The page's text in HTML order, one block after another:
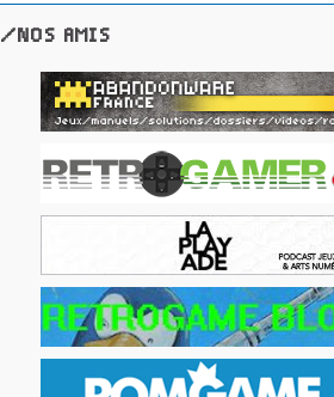
/NOS AMIS